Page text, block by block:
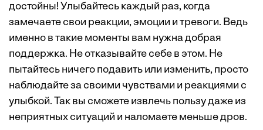
достойны! Улыбайтесь каждый раз, когда
замечаете свои реакции, эмоции и тревоги. Ведь
именно в такие моменты вам нужна добрая
поддержка. Не отказывайте себе в этом. Не
пытайтесь ничего подавить или изменить, просто
наблюдайте за своими чувствами и реакциями с
улыбкой. Так вы сможете извлечь пользу даже из
неприятных ситуаций и наломаете меньше дров.